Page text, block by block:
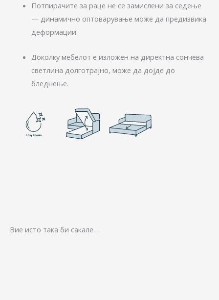
Потпирачите за раце не се замислени за седење
— динамично оптоварување може да предизвика
деформации.
Доколку мебелот е изложен на директна сончева
светлина долготрајно, може да дојде до
бледнење.
Вие исто така би сакале…